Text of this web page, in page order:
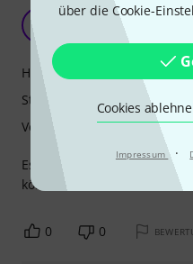
über die Cookie-
Cookies
Impressum ·
Besser als erwartet
Es gibt genug Platz für 12
könnte 1" stärker sein. Ich
Handling
Stabilität
Verarbeitung
0 0